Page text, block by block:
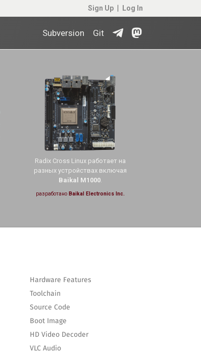
Sign Up Log In
Subversion Git
Radix Cross Linux работает на
разных устройствах включая
Baikal M1000
разработано Baikal Electronics Inc.
Hardware Features
Toolchain
Source Code
Boot Image
HD Video Decoder
VLC Audio